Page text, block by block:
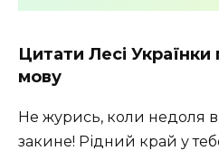
Цитати Лесі Українки
мову
Не журись, коли недоля
закине! Рідний край у